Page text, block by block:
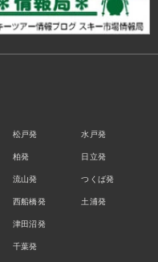
松戸発
柏発
流山発
西船橋発
津田沼発
千葉発
水戸発
日立発
つくば発
土浦発